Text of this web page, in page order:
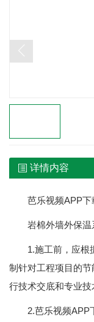
详情内容
芭乐视频APP
岩棉外墙外保温
1.施工前，应
制针对工程项目的节
行技术交底和专业技术培
2.芭乐视频APP